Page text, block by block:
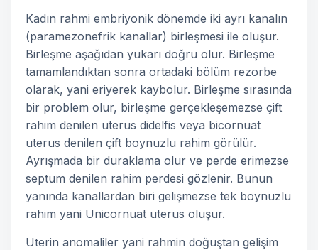
Kadın rahmi embriyonik dönemde iki ayrı kanalın
(paramezonefrik kanallar) birleşmesi ile oluşur.
Birleşme aşağıdan yukarı doğru olur. Birleşme
tamamlandıktan sonra ortadaki bölüm rezorbe
olarak, yani eriyerek kaybolur. Birleşme sırasında
bir problem olur, birleşme gerçekleşemezse çift
rahim denilen uterus didelfis veya bicornuat
uterus denilen çift boynuzlu rahim görülür.
Ayrışmada bir duraklama olur ve perde erimezse
septum denilen rahim perdesi gözlenir. Bunun
yanında kanallardan biri gelişmezse tek boynuzlu
rahim yani Unicornuat uterus oluşur.
Uterin anomaliler yani rahmin doğuştan gelişim